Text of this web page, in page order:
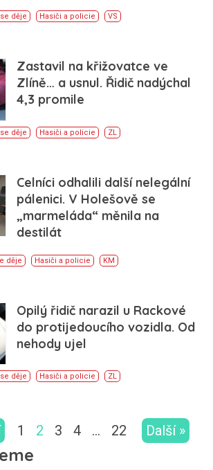
děje Hasiči a policie VS
Zastavil na křižovatce ve
Zlíně… a usnul. Řidič nadýchal
4,3 promile
děje Hasiči a policie ZL
Celníci odhalili další nelegální
pálenici. V Holešově se
„marmeláda“ měnila na
destilát
děje Hasiči a policie KM
Opilý řidič narazil u Rackové
do protijedoucího vozidla. Od
nehody ujel
děje Hasiči a policie ZL
1 2 3 4 … 22 Další »